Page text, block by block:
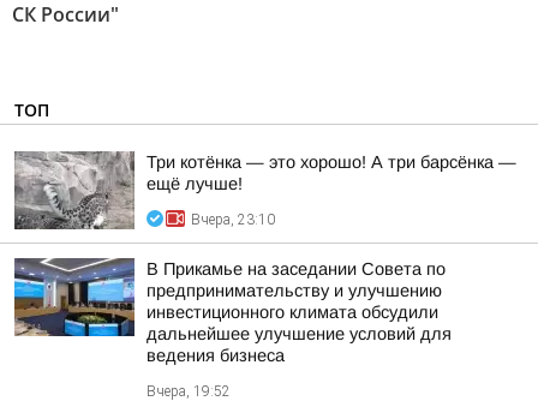
СК России"
ТОП
Три котёнка — это хорошо! А три барсёнка —
ещё лучше!
Вчера, 23:10
В Прикамье на заседании Совета по
предпринимательству и улучшению
инвестиционного климата обсудили
дальнейшее улучшение условий для
ведения бизнеса
Вчера, 19:52